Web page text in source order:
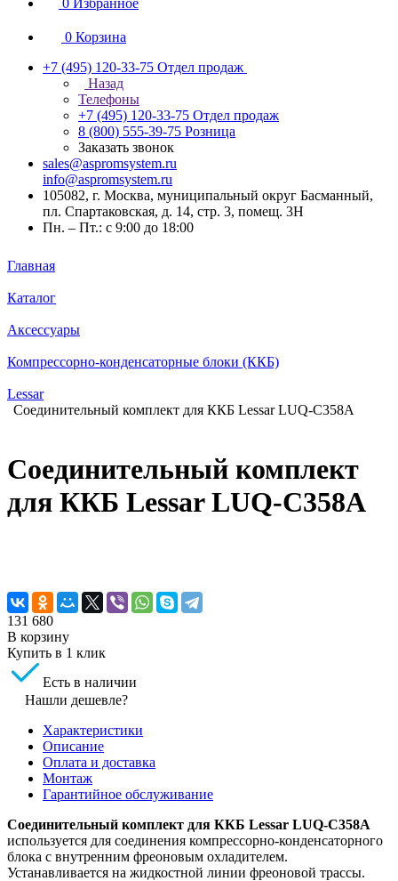
0 Избранное
0 Корзина
+7 (495) 120-33-75 Отдел продаж
Назад
Телефоны
+7 (495) 120-33-75 Отдел продаж
8 (800) 555-39-75 Розница
Заказать звонок
sales@aspromsystem.ru
info@aspromsystem.ru
105082, г. Москва, муниципальный округ Басманный,
пл. Спартаковская, д. 14, стр. 3, помещ. 3Н
Пн. – Пт.: с 9:00 до 18:00
Главная
Каталог
Аксессуары
Компрессорно-конденсаторные блоки (ККБ)
Lessar
Соединительный комплект для ККБ Lessar LUQ-C358A
Соединительный комплект
для ККБ Lessar LUQ-C358A
131 680
В корзину
Купить в 1 клик
Есть в наличии
Нашли дешевле?
Характеристики
Описание
Оплата и доставка
Монтаж
Гарантийное обслуживание
Соединительный комплект для ККБ Lessar LUQ-C358A
используется для соединения компрессорно-конденсаторного
блока с внутренним фреоновым охладителем.
Устанавливается на жидкостной линии фреоновой трассы.